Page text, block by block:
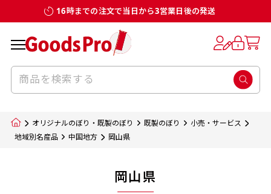
16時までの注文で当日から3営業日後の発送
オリジナルのぼり・既製のぼり 既製のぼり
小売・サービス
地域別名産品
中国地方 岡山県
岡山県